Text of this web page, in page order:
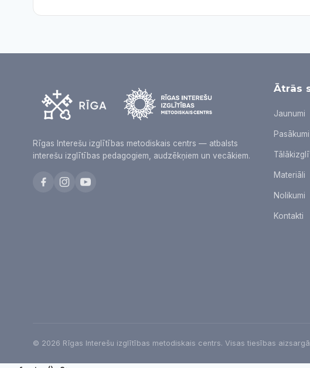
Rīgas Interešu izglītības metodiskais centrs — atbalsts
interešu izglītības pedagogiem, audzēkņiem un vecākiem.
Ātrās
Jaunumi
Pasākumi
Materiāli
Nolikumi
Kontakti
© 2026 Rīgas Interešu izglītības metodiskais centrs. Visas tiesības